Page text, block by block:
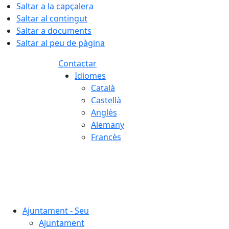
Saltar a la capçalera
Saltar al contingut
Saltar a documents
Saltar al peu de pàgina
Contactar
Idiomes
Català
Castellà
Anglès
Alemany
Francès
Ajuntament - Seu
Ajuntament